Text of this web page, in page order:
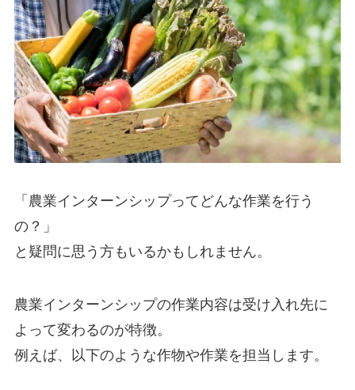
「農業インターンシップってどんな作業を行う
の？」
と疑問に思う方もいるかもしれません。
農業インターンシップの作業内容は受け入れ先に
よって変わるのが特徴。
例えば、以下のような作物や作業を担当します。